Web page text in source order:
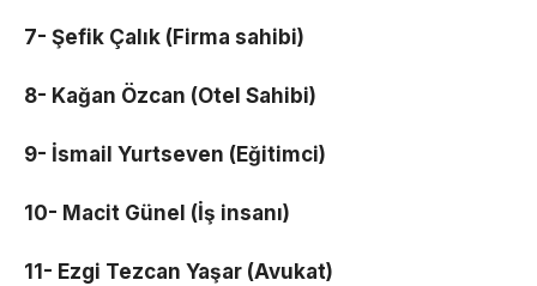
7- Şefik Çalık (Firma sahibi)
8- Kağan Özcan (Otel Sahibi)
9- İsmail Yurtseven (Eğitimci)
10- Macit Günel (İş insanı)
11- Ezgi Tezcan Yaşar (Avukat)